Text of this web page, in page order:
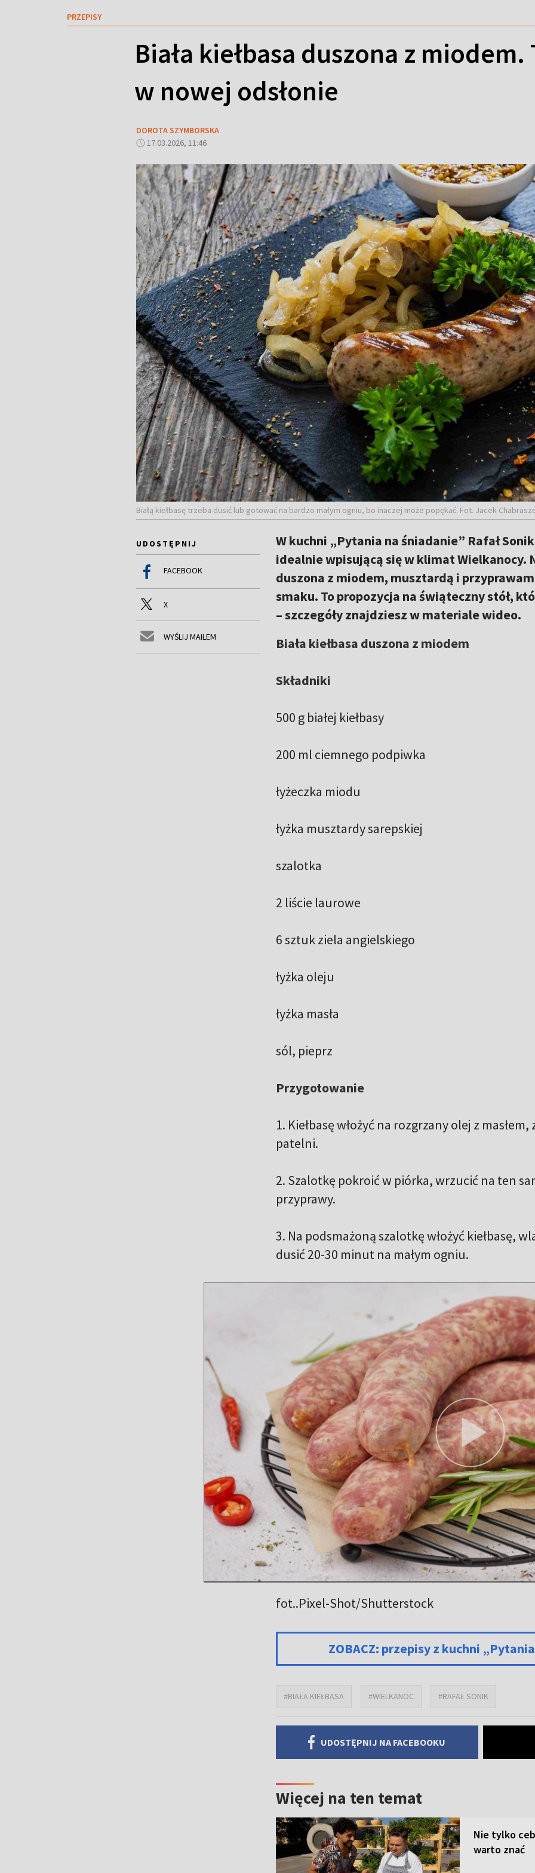
PRZEPISY
Biała kiełbasa duszona z
w nowej odsłonie
DOROTA SZYMBORSKA
17.03.2026, 11:46
Białą kiełbasę trzeba dusić lub gotować na bardzo małym ogniu, bo inaczej może popękać. Fot. Jacek
UDOSTĘPNIJ
FACEBOOK
X
WYŚLIJ MAILEM
W kuchni „Pytania na śniadanie” Rafał
idealnie wpisującą się w klimat Wielkanocy.
duszona z miodem, musztardą i
smaku. To propozycja na świąteczny stół,
– szczegóły znajdziesz w materiale wideo.
Biała kiełbasa duszona z miodem
Składniki
500 g białej kiełbasy
200 ml ciemnego podpiwka
łyżeczka miodu
łyżka musztardy sarepskiej
szalotka
2 liście laurowe
6 sztuk ziela angielskiego
łyżka oleju
łyżka masła
sól, pieprz
Przygotowanie
1. Kiełbasę włożyć na rozgrzany olej z
patelni.
2. Szalotkę pokroić w piórka, wrzucić na ten
przyprawy.
3. Na podsmażoną szalotkę włożyć kiełbasę,
dusić 20-30 minut na małym ogniu.
fot..Pixel-Shot/Shutterstock
ZOBACZ: przepisy z kuchni
#BIAŁA KIEŁBASA #WIELKANOC #RAFAŁ SONIK
UDOSTĘPNIJ NA FACEBOOKU
Więcej na ten temat
Nie tylko
warto znać